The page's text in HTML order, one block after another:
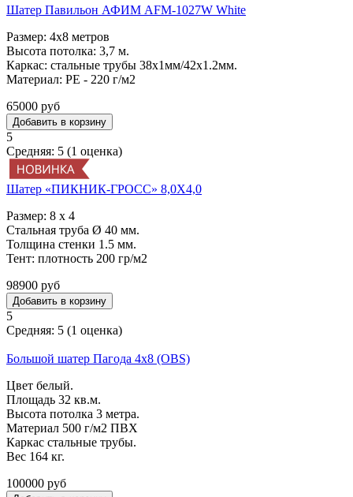
Шатер Павильон АФИМ AFM-1027W White
Размер: 4х8 метров
Высота потолка: 3,7 м.
Каркас: стальные трубы 38х1мм/42x1.2мм.
Материал: PE - 220 г/м2
65000 руб
5
Средняя: 5 (1 оценка)
Шатер «ПИКНИК-ГРОСС» 8,0Х4,0
Размер: 8 х 4
Стальная труба Ø 40 мм.
Толщина стенки 1.5 мм.
Тент: плотность 200 гр/м2
98900 руб
5
Средняя: 5 (1 оценка)
Большой шатер Пагода 4х8 (OBS)
Цвет белый.
Площадь 32 кв.м.
Высота потолка 3 метра.
Материал 500 г/м2 ПВХ
Каркас стальные трубы.
Вес 164 кг.
100000 руб